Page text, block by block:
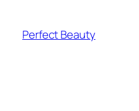
content
Perfect Beauty